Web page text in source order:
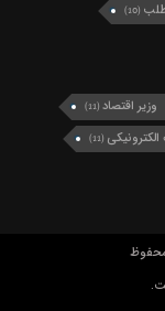
(10)
وزیر اقتصاد(11)
الکترونیکی (11)
محفوظ